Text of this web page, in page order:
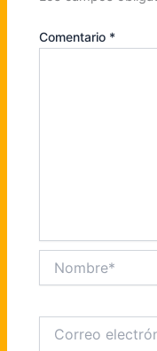
Comentario *
electrónico*